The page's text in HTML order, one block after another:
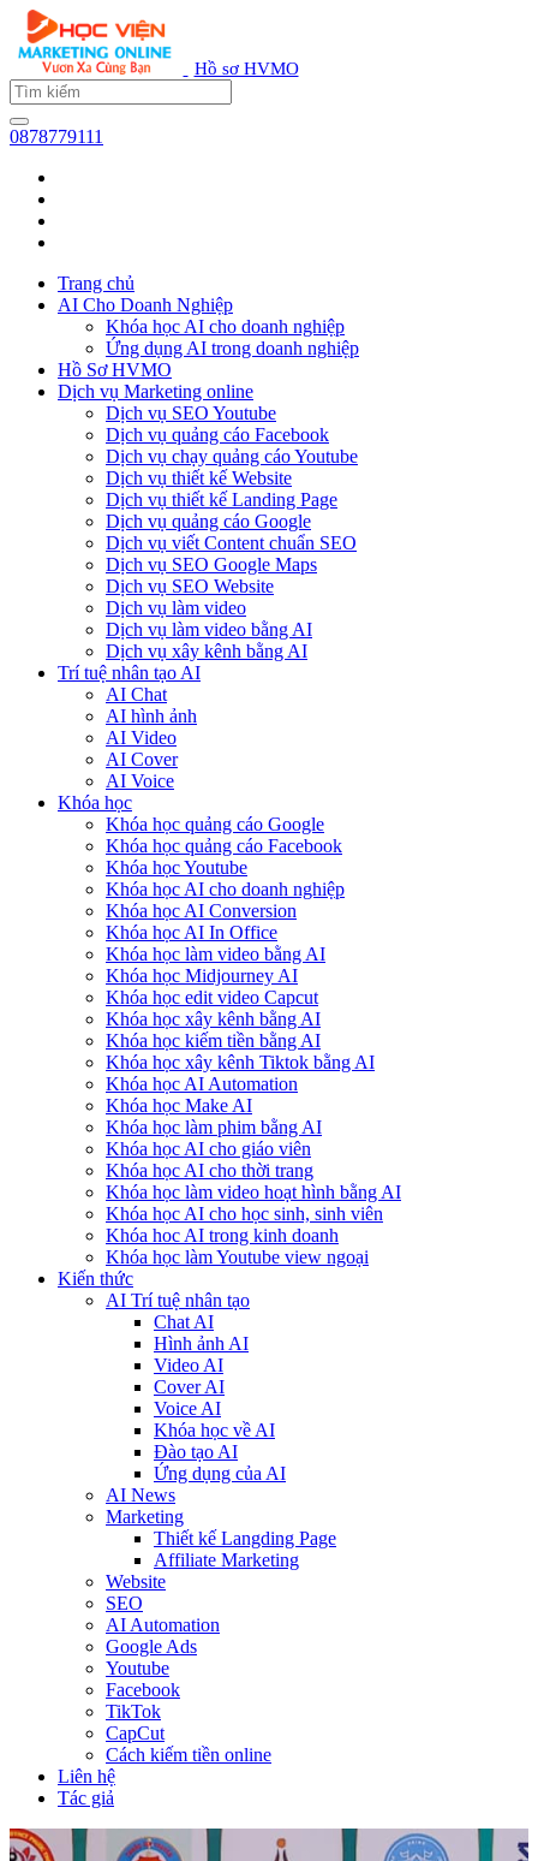
Hồ sơ HVMO
0878779111
Trang chủ
AI Cho Doanh Nghiệp
Khóa học AI cho doanh nghiệp
Ứng dụng AI trong doanh nghiệp
Hồ Sơ HVMO
Dịch vụ Marketing online
Dịch vụ SEO Youtube
Dịch vụ quảng cáo Facebook
Dịch vụ chạy quảng cáo Youtube
Dịch vụ thiết kế Website
Dịch vụ thiết kế Landing Page
Dịch vụ quảng cáo Google
Dịch vụ viết Content chuẩn SEO
Dịch vụ SEO Google Maps
Dịch vụ SEO Website
Dịch vụ làm video
Dịch vụ làm video bằng AI
Dịch vụ xây kênh bằng AI
Trí tuệ nhân tạo AI
AI Chat
AI hình ảnh
AI Video
AI Cover
AI Voice
Khóa học
Khóa học quảng cáo Google
Khóa học quảng cáo Facebook
Khóa học Youtube
Khóa học AI cho doanh nghiệp
Khóa học AI Conversion
Khóa học AI In Office
Khóa học làm video bằng AI
Khóa học Midjourney AI
Khóa học edit video Capcut
Khóa học xây kênh bằng AI
Khóa học kiếm tiền bằng AI
Khóa học xây kênh Tiktok bằng AI
Khóa học AI Automation
Khóa học Make AI
Khóa học làm phim bằng AI
Khóa học AI cho giáo viên
Khóa học AI cho thời trang
Khóa học làm video hoạt hình bằng AI
Khóa học AI cho học sinh, sinh viên
Khóa hoc AI trong kinh doanh
Khóa học làm Youtube view ngoại
Kiến thức
AI Trí tuệ nhân tạo
Chat AI
Hình ảnh AI
Video AI
Cover AI
Voice AI
Khóa học về AI
Đào tạo AI
Ứng dụng của AI
AI News
Marketing
Thiết kế Langding Page
Affiliate Marketing
Website
SEO
AI Automation
Google Ads
Youtube
Facebook
TikTok
CapCut
Cách kiếm tiền online
Liên hệ
Tác giả